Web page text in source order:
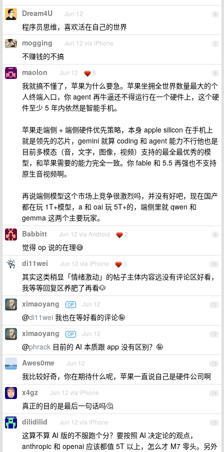
6
Dream4U Jun 12
程序员思维，喜欢活在自己的世界
7
mogging Jun 12 via iPhone
不赚钱的不搞
8
maolon Jun 12 6
我就搞不懂了，苹果为什么要急。苹果坐拥全世界数量最大的个
人终端入口，你 agent 再牛逼还不得运行在一个硬件上，这个硬
件至少 5 年内依然是智能手机。
苹果走端侧 + 端侧硬件优先策略，本身 apple silicon 在手机上
就是领先的芯片，gemini 就算 coding 和 agent 能力不行他也是
目前多模态（音，文字，图像，视频）支持的最全最优秀的模
型，和苹果需要的能力完全一致。你 fable 和 5.5 再强也不支持
原生音视频啊。
再说端侧模型这个市场上竞争很激烈吗，并没有好吧，现在国产
都在玩 1T+模型，a 和 oai 玩 5T+的，端侧里就 qwen 和
gemma 这两个主要玩家。
9
Babbitt Jun 12 via Android 2
觉得 op 说的在理😅
10
di11wei Jun 12 via iPhone 3
其实这类稍显「情绪激动」的帖子主体内容远没有评论区好看，
我等等回复区养肥了再看🐶
11
ximaoyang OP Jun 12
@di11wei 我也在等好看的评论🤪
12
ximaoyang OP Jun 12
@phrack 目前的 AI 本质跟 app 没有区别？🤪
13
Awes0me Jun 12
我比较好奇，你在期待什么呢，苹果一直说自己是硬件公司啊
14
x4gz Jun 12 via iPhone
真正的目的是最后一句话吗🤔
15
dilidilid Jun 12 via iPhone
这算不算 AI 版的不服跑个分？要按照 AI 决定论的观点，
anthropic 和 openai 应该都值 5T 以上，怎么才 M7 零头。另外